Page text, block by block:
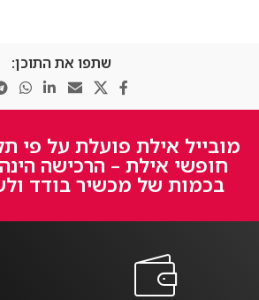
שתפו את התוכן:
מובייל אילת פועלת על פי
חופשי אילת – הרכישה
בכמות של מכשיר בודד